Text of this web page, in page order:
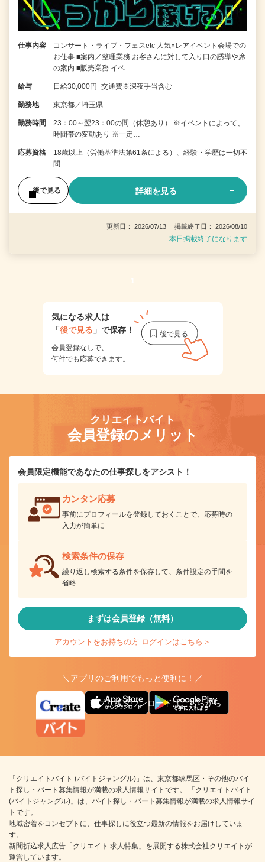
仕事内容
コンサート・ライブ・フェスetc 人気×レアイベント会場での
お仕事 ■案内／整理業務 お客さんに対して入り口の誘導や席
の案内 ■販売業務 イベ…
給与 日給30,000円+交通費※深夜手当含む
勤務地 東京都／埼玉県
勤務時間
23：00～翌23：00の間（休憩あり） ※イベントによって、
時間帯の変動あり ※一定…
応募資格
18歳以上（労働基準法第61条による）、経験・学歴は一切不
問
後で見る 詳細を見る
更新日： 2026/07/13 掲載終了日： 2026/08/10
本日掲載終了になります
1
気になる求人は
「後で見る 」で保存！
会員登録なしで、
何件でも応募できます。
クリエイトバイト
会員登録のメリット
会員限定機能であなたの仕事探しをアシスト！
カンタン応募
事前にプロフィールを登録しておくことで、応募時の
入力が簡単に
検索条件の保存
繰り返し検索する条件を保存して、条件設定の手間を
省略
まずは会員登録（無料）
アカウントをお持ちの方 ログインはこちら＞
＼アプリのご利用でもっと便利に！／
アプリ版ダウンロードはこちらから
「クリエイトバイト (バイトジャングル)」は、東京都練馬区・その他のバイ
ト探し・パート募集情報が満載の求人情報サイトです。 「クリエイトバイト
(バイトジャングル)」は、バイト探し・パート募集情報が満載の求人情報サイ
トです。
地域密着をコンセプトに、仕事探しに役立つ最新の情報をお届けしていま
す。
新聞折込求人広告「クリエイト 求人特集」を展開する株式会社クリエイトが
運営しています。